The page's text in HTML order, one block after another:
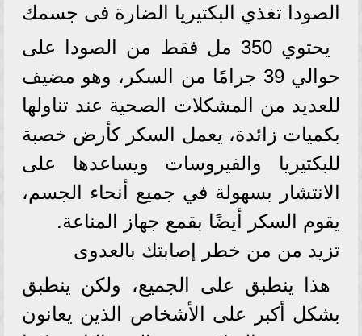
الصودا تغذي البكتيريا الضارة فى جسمك
يحتوي 350 مل فقط من الصودا على
حوالي 39 جرامًا من السكر، وهو مضيف
للعديد من المشكلات الصحية عند تناولها
بكميات زائدة، يعمل السكر كأرض خصبة
للبكتيريا والفيروسات ويساعدها على
الانتشار بسهولة في جميع أنحاء الجسم،
يقوم السكر أيضًا بقمع جهاز المناعة.
تزيد من من خطر إصابتك بالعدوى
هذا ينطبق على الجميع، ولكن ينطبق
بشكل أكبر على الأشخاص الذين يعانون